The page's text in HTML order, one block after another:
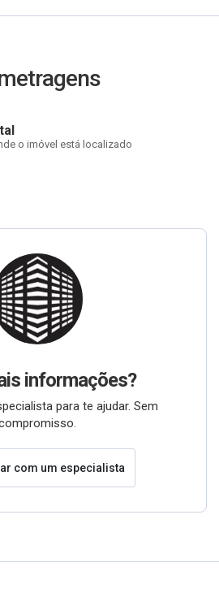
o imóvel está localizado
informações?
para te ajudar. Sem
com um especialista